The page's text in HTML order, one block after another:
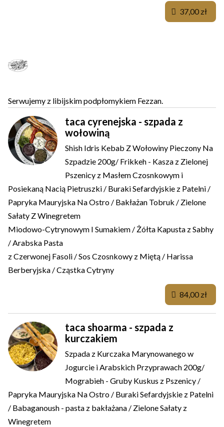
Serwujemy z libijskim podpłomykiem Fezzan.
taca cyrenejska - szpada z
wołowiną
Shish Idris Kebab Z Wołowiny Pieczony Na
Szpadzie 200g/ Frikkeh - Kasza z Zielonej
Pszenicy z Masłem Czosnkowym i
Posiekaną Nacią Pietruszki / Buraki Sefardyjskie z Patelni /
Papryka Mauryjska Na Ostro / Bakłażan Tobruk / Zielone
Sałaty Z Winegretem
Miodowo-Cytrynowym I Sumakiem / Żółta Kapusta z Sabhy
/ Arabska Pasta
z Czerwonej Fasoli / Sos Czosnkowy z Miętą / Harissa
Berberyjska / Cząstka Cytryny
taca shoarma - szpada z
kurczakiem
Szpada z Kurczaka Marynowanego w
Jogurcie i Arabskich Przyprawach 200g/
Mograbieh - Gruby Kuskus z Pszenicy /
Papryka Mauryjska Na Ostro / Buraki Sefardyjskie z Patelni
/ Babaganoush - pasta z bakłażana / Zielone Sałaty z
Winegretem